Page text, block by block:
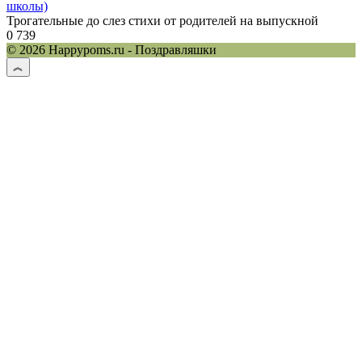
школы)
Трогательные до слез стихи от родителей на выпускной
0 739
© 2026 Happypoms.ru - Поздравляшки